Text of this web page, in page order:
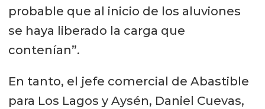
probable que al inicio de los aluviones
se haya liberado la carga que
contenían”.
En tanto, el jefe comercial de Abastible
para Los Lagos y Aysén, Daniel Cuevas,